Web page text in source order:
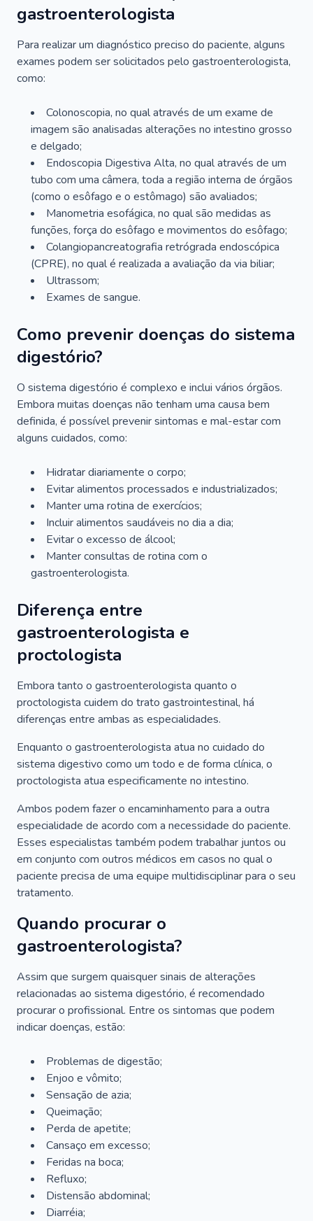
gastroenterologista
Para realizar um diagnóstico preciso do paciente, alguns
exames podem ser solicitados pelo gastroenterologista,
como:
Colonoscopia, no qual através de um exame de
imagem são analisadas alterações no intestino grosso
e delgado;
Endoscopia Digestiva Alta, no qual através de um
tubo com uma câmera, toda a região interna de órgãos
(como o esôfago e o estômago) são avaliados;
Manometria esofágica, no qual são medidas as
funções, força do esôfago e movimentos do esôfago;
Colangiopancreatografia retrógrada endoscópica
(CPRE), no qual é realizada a avaliação da via biliar;
Ultrassom;
Exames de sangue.
Como prevenir doenças do sistema
digestório?
O sistema digestório é complexo e inclui vários órgãos.
Embora muitas doenças não tenham uma causa bem
definida, é possível prevenir sintomas e mal-estar com
alguns cuidados, como:
Hidratar diariamente o corpo;
Evitar alimentos processados e industrializados;
Manter uma rotina de exercícios;
Incluir alimentos saudáveis no dia a dia;
Evitar o excesso de álcool;
Manter consultas de rotina com o
gastroenterologista.
Diferença entre
gastroenterologista e
proctologista
Embora tanto o gastroenterologista quanto o
proctologista cuidem do trato gastrointestinal, há
diferenças entre ambas as especialidades.
Enquanto o gastroenterologista atua no cuidado do
sistema digestivo como um todo e de forma clínica, o
proctologista atua especificamente no intestino.
Ambos podem fazer o encaminhamento para a outra
especialidade de acordo com a necessidade do paciente.
Esses especialistas também podem trabalhar juntos ou
em conjunto com outros médicos em casos no qual o
paciente precisa de uma equipe multidisciplinar para o seu
tratamento.
Quando procurar o
gastroenterologista?
Assim que surgem quaisquer sinais de alterações
relacionadas ao sistema digestório, é recomendado
procurar o profissional. Entre os sintomas que podem
indicar doenças, estão:
Problemas de digestão;
Enjoo e vômito;
Sensação de azia;
Queimação;
Perda de apetite;
Cansaço em excesso;
Feridas na boca;
Refluxo;
Distensão abdominal;
Diarréia;